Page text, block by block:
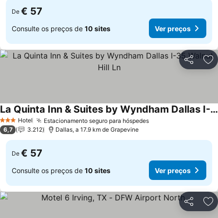
De € 57
Consulte os preços de 10 sites Ver preços
Partilhar
3 EstrelasHotel Estacionamento seguro para hóspedesVer preços
La Quinta Inn & Suites by Wyndham Dallas I-35 Walnut Hill Ln
Ver preços
6,7 3.212 Dallas, a 17.9 km de Grapevine
De € 57
Consulte os preços de 10 sites Ver preços
Partilhar